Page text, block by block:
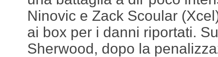
Ninovic e Zack Scoular
ai box per i danni riportati.
Sherwood, dopo la